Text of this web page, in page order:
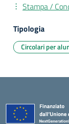
Stampa /
Tipologia
Circolari per